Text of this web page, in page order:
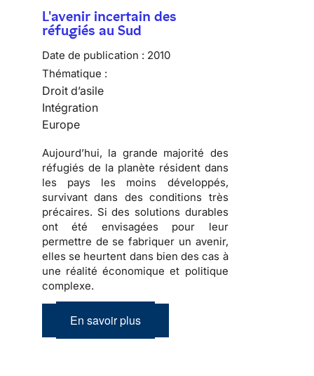
L'avenir incertain des
réfugiés au Sud
Date de publication : 2010
Thématique :
Droit d’asile
Intégration
Europe
Aujourd’hui, la grande majorité des
réfugiés de la planète résident dans
les pays les moins développés,
survivant dans des conditions très
précaires. Si des solutions durables
ont été envisagées pour leur
permettre de se fabriquer un avenir,
elles se heurtent dans bien des cas à
une réalité économique et politique
complexe.
En savoir plus